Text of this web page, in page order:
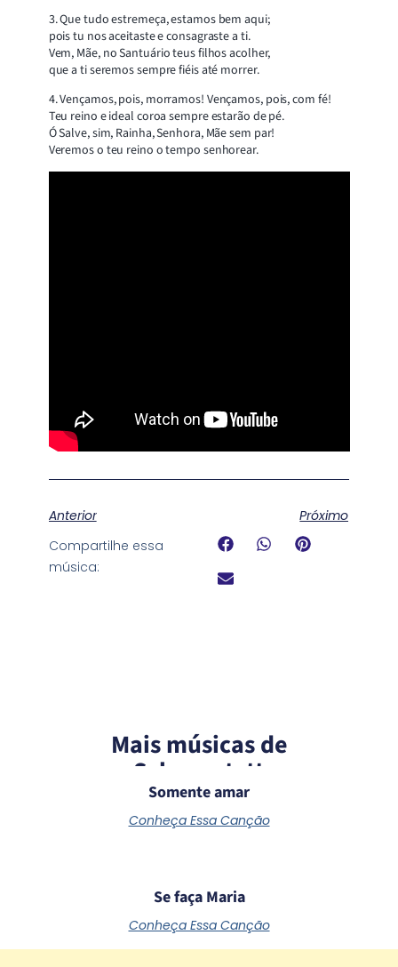
3. Que tudo estremeça, estamos bem aqui;
pois tu nos aceitaste e consagraste a ti.
Vem, Mãe, no Santuário teus filhos acolher,
que a ti seremos sempre fiéis até morrer.
4. Vençamos, pois, morramos! Vençamos, pois, com fé!
Teu reino e ideal coroa sempre estarão de pé.
Ó Salve, sim, Rainha, Senhora, Mãe sem par!
Veremos o teu reino o tempo senhorear.
Anterior
Próximo
Compartilhe essa
música:
Mais músicas de
Schoenstatt
Somente amar
Conheça Essa Canção
Se faça Maria
Conheça Essa Canção